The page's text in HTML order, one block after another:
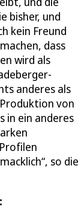
bisher, und
kein Freund
dass
wird als
anderes als
von
in ein anderes
so die